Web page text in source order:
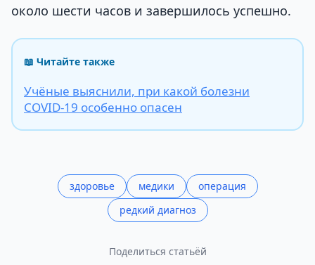
около шести часов и завершилось успешно.
📖 Читайте также
Учёные выяснили, при какой болезни
COVID-19 особенно опасен
здоровье медики
операция
редкий диагноз
Поделиться статьёй